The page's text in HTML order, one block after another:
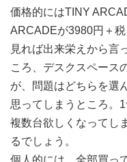
価格的にはTINY
ARCADEが3980円＋
見れば出来栄えから言
ころ、デスクスペース
が、問題はどちらを選
思ってしまうところ。
複数台欲しくなってし
るでしょう。
個人的には、全部買っ